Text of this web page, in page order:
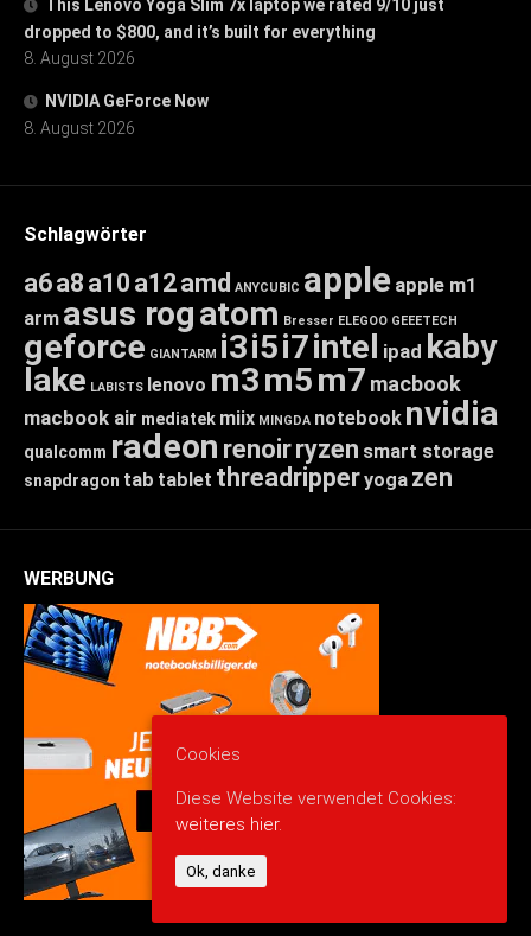
This Lenovo Yoga Slim 7x laptop we rated 9/10 just
dropped to $800, and it’s built for everything
8. August 2026
NVIDIA GeForce Now
8. August 2026
Schlagwörter
a6a8 a10 a12amd ANYCUBIC apple apple m1
arm asus rogatom Bresser ELEGOO GEEETECH
geforce GIANTARM i3i5i7intel ipad kaby
lake LABISTS lenovo m3m5m7 macbook
macbook air mediatek miix MINGDA notebook nvidia
qualcomm radeon renoirryzen smart storage
snapdragon tab tablet threadripperyoga zen
WERBUNG
Cookies
Diese Website verwendet Cookies:
weiteres hier.
Ok, danke